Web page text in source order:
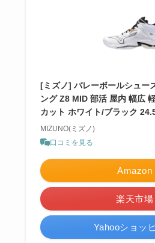
[ミズノ] バレーボールシュー
ング Z8 MID 部活 屋内 幅広
カット ホワイト/ブラック
MIZUNO(ミズノ)
口コミを見る
Amazon
楽天市場
Yahooショッ